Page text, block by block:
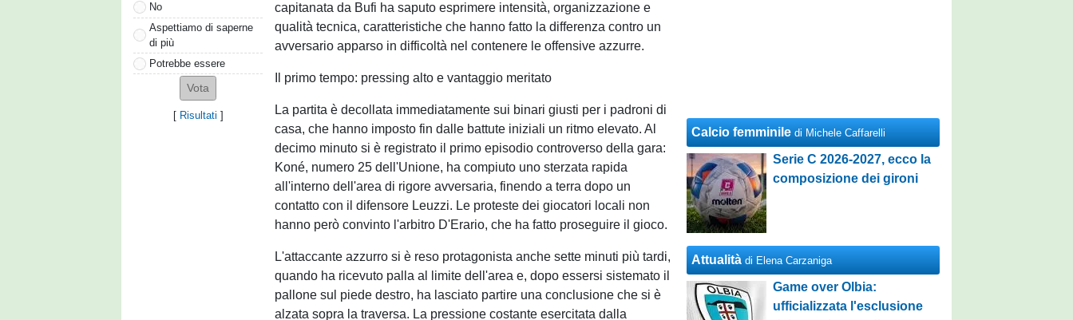
No
Aspettiamo di saperne
di più
Potrebbe essere
[ Risultati ]
capitanata da Bufi ha saputo esprimere intensità, organizzazione e
qualità tecnica, caratteristiche che hanno fatto la differenza contro un
avversario apparso in difficoltà nel contenere le offensive azzurre.
Il primo tempo: pressing alto e vantaggio meritato
La partita è decollata immediatamente sui binari giusti per i padroni di
casa, che hanno imposto fin dalle battute iniziali un ritmo elevato. Al
decimo minuto si è registrato il primo episodio controverso della gara:
Koné, numero 25 dell'Unione, ha compiuto uno sterzata rapida
all'interno dell'area di rigore avversaria, finendo a terra dopo un
contatto con il difensore Leuzzi. Le proteste dei giocatori locali non
hanno però convinto l'arbitro D'Erario, che ha fatto proseguire il gioco.
L'attaccante azzurro si è reso protagonista anche sette minuti più tardi,
quando ha ricevuto palla al limite dell'area e, dopo essersi sistemato il
pallone sul piede destro, ha lasciato partire una conclusione che si è
alzata sopra la traversa. La pressione costante esercitata dalla
Calcio femminile di Michele Caffarelli
Serie C 2026-2027, ecco la
composizione dei gironi
Attualità di Elena Carzaniga
Game over Olbia:
ufficializzata l'esclusione